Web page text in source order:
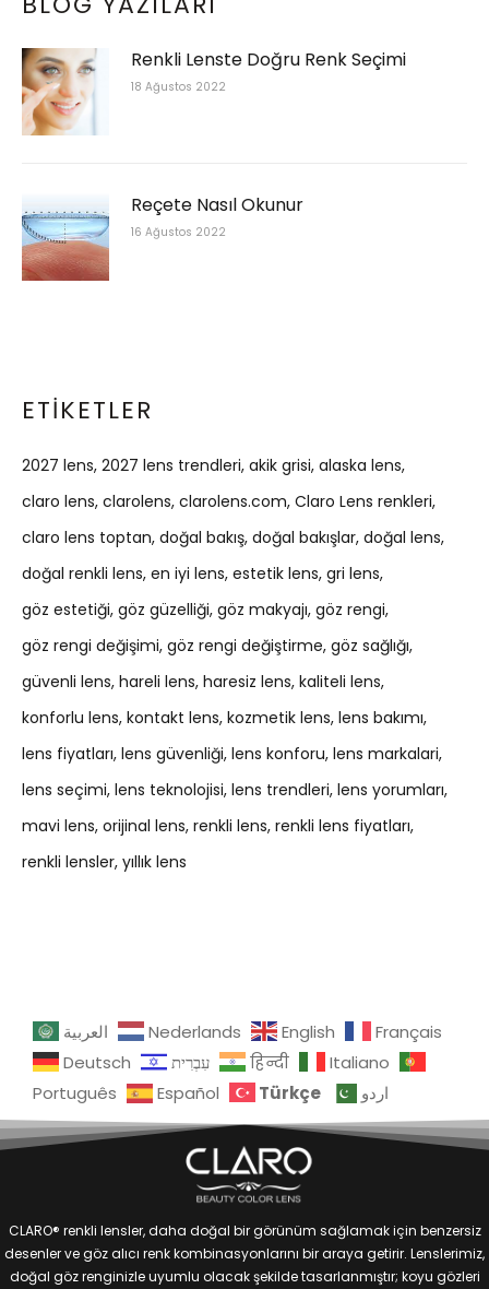
Renkli Lenste Doğru Renk Seçimi
18 Ağustos 2022
Reçete Nasıl Okunur
16 Ağustos 2022
ETIKETLER
2027 lens 2027 lens trendleri akik grisi alaska lens
claro lens clarolens clarolens.com Claro Lens renkleri
claro lens toptan doğal bakış doğal bakışlar doğal lens
doğal renkli lens en iyi lens estetik lens gri lens
göz estetiği göz güzelliği göz makyajı göz rengi
göz rengi değişimi göz rengi değiştirme göz sağlığı
güvenli lens hareli lens haresiz lens kaliteli lens
konforlu lens kontakt lens kozmetik lens lens bakımı
lens fiyatları lens güvenliği lens konforu lens markalari
lens seçimi lens teknolojisi lens trendleri lens yorumları
mavi lens orijinal lens renkli lens renkli lens fiyatları
renkli lensler yıllık lens
العربية Nederlands English
Français
Deutsch
עִבְרִית हिन्दी
Italiano
Português
Español Türkçe اردو
CLARO® renkli lensler, daha doğal bir görünüm sağlamak için benzersiz
desenler ve göz alıcı renk kombinasyonlarını bir araya getirir. Lenslerimiz,
doğal göz renginizle uyumlu olacak şekilde tasarlanmıştır; koyu gözleri